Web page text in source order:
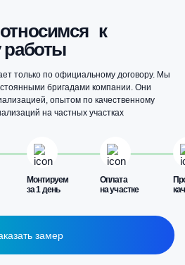
к
работы
замер
только по официальному договору. Мы
бригадами компании. Они
опытом по качественному
на частных участках
Монтируем
за 1 день
Оплата
на участке